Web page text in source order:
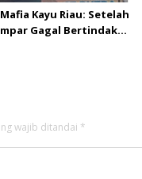
Kayu Riau: Setelah
Gagal Bertindak,
wajib ditandai *